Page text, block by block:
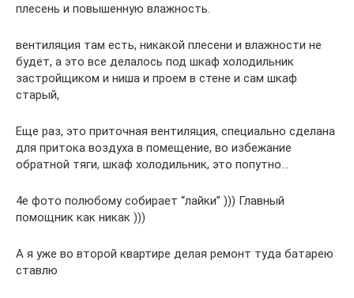
плесень и повышенную влажность.
вентиляция там есть, никакой плесени и влажности не
будет, а это все делалось под шкаф холодильник
застройщиком и ниша и проем в стене и сам шкаф
старый,
Еще раз, это приточная вентиляция, специально сделана
для притока воздуха в помещение, во избежание
обратной тяги, шкаф холодильник, это попутно…
4е фото полюбому собирает “лайки” ))) Главный
помощник как никак )))
А я уже во второй квартире делая ремонт туда батарею
ставлю